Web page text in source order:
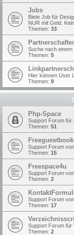
Jobs
Biete Job für
NUR mit Geld.
Themen: 33
Suche nach einem
Themen: 5
Hier können User
Themen: 9
Php-Space
Support Forum für
Themen: 51
Support Forum
Themen: 15
Freespace4u
Support Forum
Themen: 2
Support Forum
Themen: 17
Support Forum für
Themen: 2